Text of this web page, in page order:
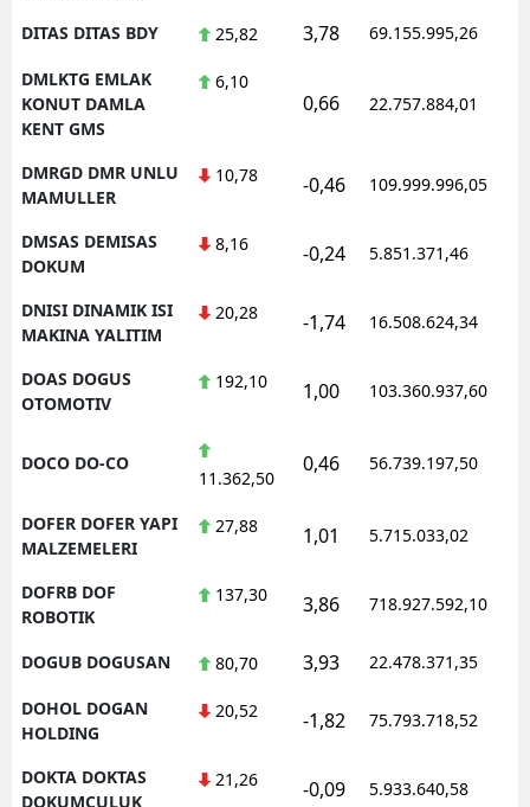
DITAS DITAS BDY 25,82 3,78 69.155.995,26
DMLKTG EMLAK
KONUT DAMLA
KENT GMS
6,10
0,66 22.757.884,01
DMRGD DMR UNLU
MAMULLER
10,78 -0,46 109.999.996,05
DMSAS DEMISAS
DOKUM
8,16 -0,24 5.851.371,46
DNISI DINAMIK ISI
MAKINA YALITIM
20,28 -1,74 16.508.624,34
DOAS DOGUS
OTOMOTIV
192,10 1,00 103.360.937,60
DOCO DO-CO
11.362,50
0,46 56.739.197,50
DOFER DOFER YAPI
MALZEMELERI
27,88 1,01 5.715.033,02
DOFRB DOF
ROBOTIK
137,30 3,86 718.927.592,10
DOGUB DOGUSAN 80,70 3,93 22.478.371,35
DOHOL DOGAN
HOLDING
20,52 -1,82 75.793.718,52
DOKTA DOKTAS
DOKUMCULUK
21,26 -0,09 5.933.640,58